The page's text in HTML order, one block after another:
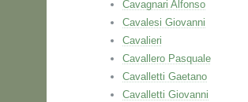
Cavagnari Alfonso
Cavalesi Giovanni
Cavalieri
Cavallero Pasquale
Cavalletti Gaetano
Cavalletti Giovanni